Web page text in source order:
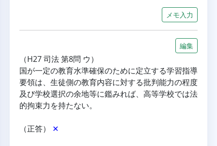
メモ入力
編集
（H27 司法 第8問 ウ）
国が一定の教育水準確保のために定立する学習指導
要領は、生徒側の教育内容に対する批判能力の程度
及び学校選択の余地等に鑑みれば、高等学校では法
的拘束力を持たない。
（正答） ✕